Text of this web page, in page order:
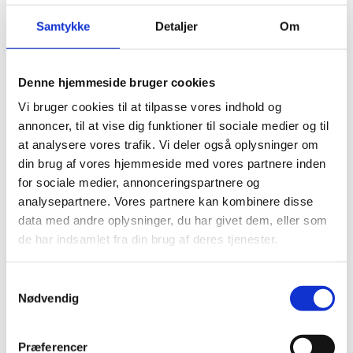
Samtykke Detaljer Om
Denne hjemmeside bruger cookies
Vi bruger cookies til at tilpasse vores indhold og
annoncer, til at vise dig funktioner til sociale medier og til
at analysere vores trafik. Vi deler også oplysninger om
din brug af vores hjemmeside med vores partnere inden
for sociale medier, annonceringspartnere og
analysepartnere. Vores partnere kan kombinere disse
data med andre oplysninger, du har givet dem, eller som
de har indsamlet fra din brug af deres tjenester.
Nødvendig
Præferencer
SRIXON SOFT FEEL LADY (PINK)
FRA 5.95KR.
Ikke på lager
Vælg muligheder
SRIXON Z-STAR (GULE)
FRA 10.00KR.
Ikke på lager